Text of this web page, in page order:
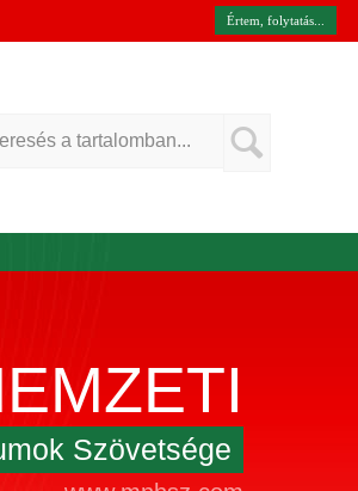
Értem, folytatás...
Szövetsége